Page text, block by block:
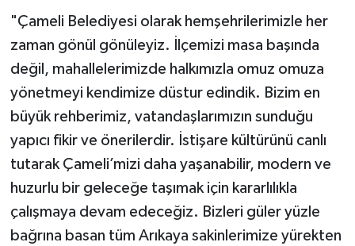
"Çameli Belediyesi olarak hemşehrilerimizle her
zaman gönül gönüleyiz. İlçemizi masa başında
değil, mahallelerimizde halkımızla omuz omuza
yönetmeyi kendimize düstur edindik. Bizim en
büyük rehberimiz, vatandaşlarımızın sunduğu
yapıcı fikir ve önerilerdir. İstişare kültürünü canlı
tutarak Çameli’mizi daha yaşanabilir, modern ve
huzurlu bir geleceğe taşımak için kararlılıkla
çalışmaya devam edeceğiz. Bizleri güler yüzle
bağrına basan tüm Arıkaya sakinlerimize yürekten